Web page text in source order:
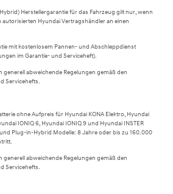
Herstellergarantie für das Fahrzeug gilt nur, wenn
Hyundai Vertragshändler an einen
mit kostenlosem Pannen- und Abschleppdienst
im Garantie- und Serviceheft).
generell abweichende Regelungen gemäß den
Servicehefts.
ohne Aufpreis für Hyundai KONA Elektro, Hyundai
IONIQ 6, Hyundai IONIQ 9 und Hyundai INSTER
Plug-in-Hybrid Modelle: 8 Jahre oder bis zu 160.000
generell abweichende Regelungen gemäß den
Servicehefts.